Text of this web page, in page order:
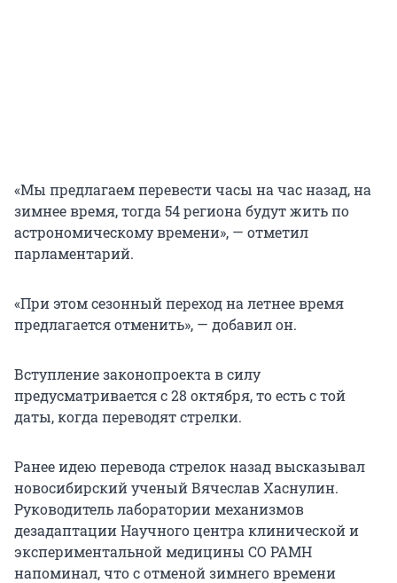
«Мы предлагаем перевести часы на час назад, на
зимнее время, тогда 54 региона будут жить по
астрономическому времени», — отметил
парламентарий.
«При этом сезонный переход на летнее время
предлагается отменить», — добавил он.
Вступление законопроекта в силу
предусматривается с 28 октября, то есть с той
даты, когда переводят стрелки.
Ранее идею перевода стрелок назад высказывал
новосибирский ученый Вячеслав Хаснулин.
Руководитель лаборатории механизмов
дезадаптации Научного центра клинической и
экспериментальной медицины СО РАМН
напоминал, что с отменой зимнего времени